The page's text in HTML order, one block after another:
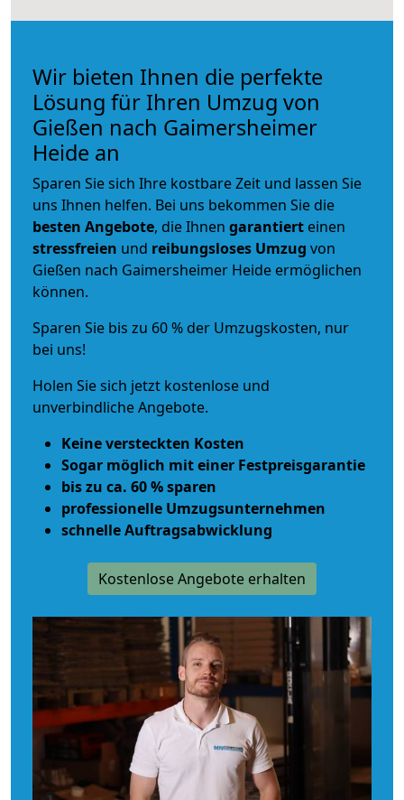
Wir bieten Ihnen die perfekte
Lösung für Ihren Umzug von
Gießen nach Gaimersheimer
Heide an
Sparen Sie sich Ihre kostbare Zeit und lassen Sie
uns Ihnen helfen. Bei uns bekommen Sie die
besten Angebote, die Ihnen garantiert einen
stressfreien und reibungsloses Umzug von
Gießen nach Gaimersheimer Heide ermöglichen
können.
Sparen Sie bis zu 60 % der Umzugskosten, nur
bei uns!
Holen Sie sich jetzt kostenlose und
unverbindliche Angebote.
Keine versteckten Kosten
Sogar möglich mit einer Festpreisgarantie
bis zu ca. 60 % sparen
professionelle Umzugsunternehmen
schnelle Auftragsabwicklung
Kostenlose Angebote erhalten